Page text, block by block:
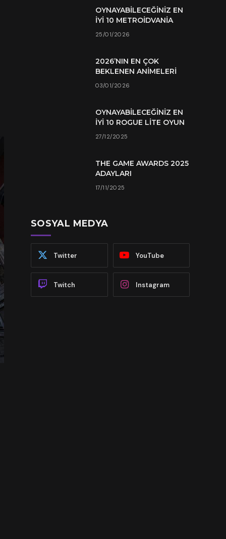
OYNAYABILECEĞINIZ EN
İYI 10 METROIDVANIA
25/01/2026
2026’NIN EN ÇOK
BEKLENEN ANIMELERI
03/01/2026
OYNAYABILECEĞINIZ EN
İYI 10 ROGUE LITE OYUN
27/12/2025
THE GAME AWARDS 2025
ADAYLARI
17/11/2025
SOSYAL MEDYA
Twitter YouTube
Twitch Instagram